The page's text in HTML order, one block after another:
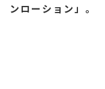
ンローション」。